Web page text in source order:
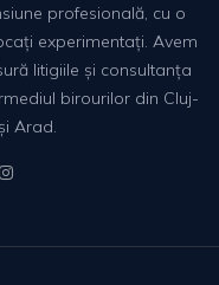
profesională, cu o
experimentați. Avem
litigiile și consultanța
birourilor din Cluj-
Arad.